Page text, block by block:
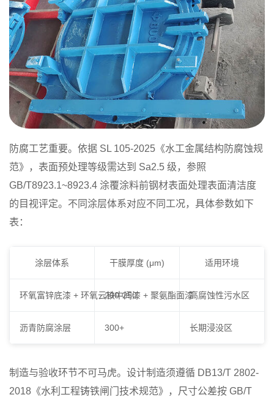
防腐工艺重要。依据 SL 105-2025《水工金属结构防腐蚀规
范》，表面预处理等级需达到 Sa2.5 级，参照
GB/T8923.1~8923.4 涂覆涂料前钢材表面处理表面清洁度
的目视评定。不同涂层体系对应不同工况，具体参数如下
表：
涂层体系 干膜厚度 (μm) 适用环境
环氧富锌底漆 + 环氧云铁中间漆 + 聚氨酯面漆
200-250 高腐蚀性污水区
沥青防腐涂层 300+ 长期浸没区
制造与验收环节不可马虎。设计制造须遵循 DB13/T 2802-
2018《水利工程铸铁闸门技术规范》，尺寸公差按 GB/T